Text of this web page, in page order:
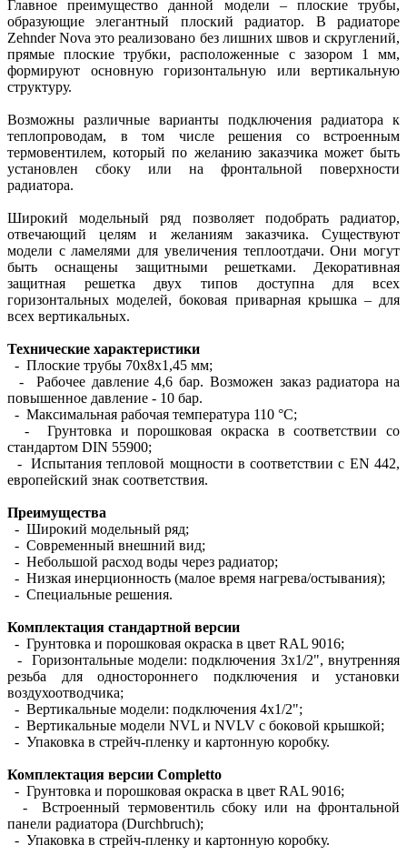
Главное преимущество данной модели – плоские трубы,
образующие элегантный плоский радиатор. В радиаторе
Zehnder Nova это реализовано без лишних швов и скруглений,
прямые плоские трубки, расположенные с зазором 1 мм,
формируют основную горизонтальную или вертикальную
структуру.
Возможны различные варианты подключения радиатора к
теплопроводам, в том числе решения со встроенным
термовентилем, который по желанию заказчика может быть
установлен сбоку или на фронтальной поверхности
радиатора.
Широкий модельный ряд позволяет подобрать радиатор,
отвечающий целям и желаниям заказчика. Существуют
модели с ламелями для увеличения теплоотдачи. Они могут
быть оснащены защитными решетками. Декоративная
защитная решетка двух типов доступна для всех
горизонтальных моделей, боковая приварная крышка – для
всех вертикальных.
Технические характеристики
- Плоские трубы 70х8х1,45 мм;
- Рабочее давление 4,6 бар. Возможен заказ радиатора на
повышенное давление - 10 бар.
- Максимальная рабочая температура 110 °С;
- Грунтовка и порошковая окраска в соответствии со
стандартом DIN 55900;
- Испытания тепловой мощности в соответствии с EN 442,
европейский знак соответствия.
Преимущества
- Широкий модельный ряд;
- Современный внешний вид;
- Небольшой расход воды через радиатор;
- Низкая инерционность (малое время нагрева/остывания);
- Специальные решения.
Комплектация стандартной версии
- Грунтовка и порошковая окраска в цвет RAL 9016;
- Горизонтальные модели: подключения 3х1/2", внутренняя
резьба для одностороннего подключения и установки
воздухоотводчика;
- Вертикальные модели: подключения 4х1/2";
- Вертикальные модели NVL и NVLV с боковой крышкой;
- Упаковка в стрейч-пленку и картонную коробку.
Комплектация версии Completto
- Грунтовка и порошковая окраска в цвет RAL 9016;
- Встроенный термовентиль сбоку или на фронтальной
панели радиатора (Durchbruch);
- Упаковка в стрейч-пленку и картонную коробку.